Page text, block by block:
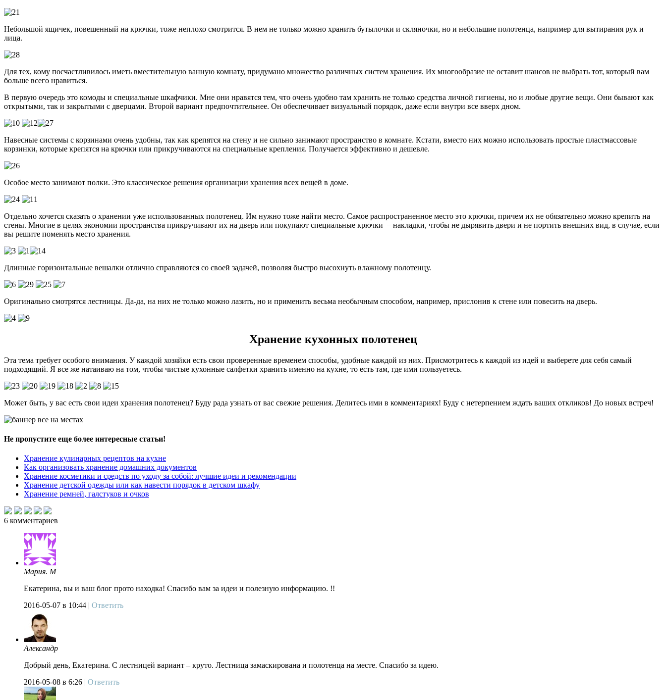
Небольшой ящичек, повешенный на крючки, тоже неплохо смотрится. В нем не только можно хранить бутылочки и скляночки, но и небольшие полотенца, например для вытирания рук и
лица.
Для тех, кому посчастливилось иметь вместительную ванную комнату, придумано множество различных систем хранения. Их многообразие не оставит шансов не выбрать тот, который вам
больше всего нравиться.
В первую очередь это комоды и специальные шкафчики. Мне они нравятся тем, что очень удобно там хранить не только средства личной гигиены, но и любые другие вещи. Они бывают как
открытыми, так и закрытыми с дверцами. Второй вариант предпочтительнее. Он обеспечивает визуальный порядок, даже если внутри все вверх дном.
Навесные системы с корзинами очень удобны, так как крепятся на стену и не сильно занимают пространство в комнате. Кстати, вместо них можно использовать простые пластмассовые
корзинки, которые крепятся на крючки или прикручиваются на специальные крепления. Получается эффективно и дешевле.
Особое место занимают полки. Это классическое решения организации хранения всех вещей в доме.
Отдельно хочется сказать о хранении уже использованных полотенец. Им нужно тоже найти место. Самое распространенное место это крючки, причем их не обязательно можно крепить на
стены. Многие в целях экономии пространства прикручивают их на дверь или покупают специальные крючки – накладки, чтобы не дырявить двери и не портить внешних вид, в случае, если
вы решите поменять место хранения.
Длинные горизонтальные вешалки отлично справляются со своей задачей, позволяя быстро высохнуть влажному полотенцу.
Оригинально смотрятся лестницы. Да-да, на них не только можно лазить, но и применить весьма необычным способом, например, прислонив к стене или повесить на дверь.
Хранение кухонных полотенец
Эта тема требует особого внимания. У каждой хозяйки есть свои проверенные временем способы, удобные каждой из них. Присмотритесь к каждой из идей и выберете для себя самый
подходящий. Я все же натаиваю на том, чтобы чистые кухонные салфетки хранить именно на кухне, то есть там, где ими пользуетесь.
Может быть, у вас есть свои идеи хранения полотенец? Буду рада узнать от вас свежие решения. Делитесь ими в комментариях! Буду с нетерпением ждать ваших откликов! До новых встреч!
Не пропустите еще более интересные статьи!
Хранение кулинарных рецептов на кухне
Как организовать хранение домашних документов
Хранение косметики и средств по уходу за собой: лучшие идеи и рекомендации
Хранение детской одежды или как навести порядок в детском шкафу
Хранение ремней, галстуков и очков
6 комментариев
Мария. М
Екатерина, вы и ваш блог прото находка! Спасибо вам за идеи и полезную информацию. !!
2016-05-07 в 10:44 | Ответить
Александр
Добрый день, Екатерина. С лестницей вариант – круто. Лестница замаскирована и полотенца на месте. Спасибо за идею.
2016-05-08 в 6:26 | Ответить